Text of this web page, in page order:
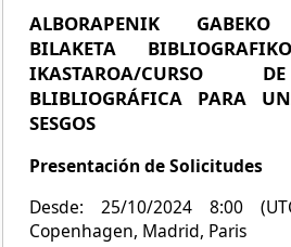
ALBORAPENIK GABEKO
BILAKETA
IKASTAROA/CURSO
BLIBLIOGRÁFICA PARA
SESGOS
Presentación de Solicitudes
Desde: 25/10/2024 8:00
Copenhagen, Madrid, Paris